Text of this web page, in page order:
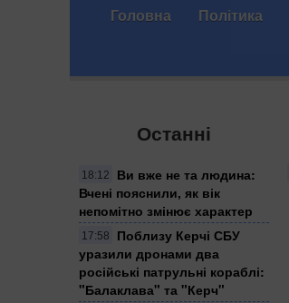
Головна Політика
Останні
18:12
Ви вже не та людина:
Вчені пояснили, як вік
непомітно змінює характер
17:58
Поблизу Керчі СБУ
уразили дронами два
російські патрульні кораблі:
"Балаклава" та "Керч"